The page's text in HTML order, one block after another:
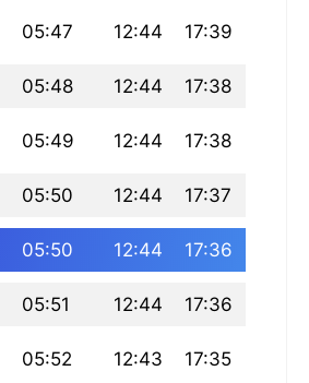
05:47 12:44 17:39
05:48 12:44 17:38
05:49 12:44 17:38
05:50 12:44 17:37
05:50 12:44 17:36
05:51 12:44 17:36
05:52 12:43 17:35